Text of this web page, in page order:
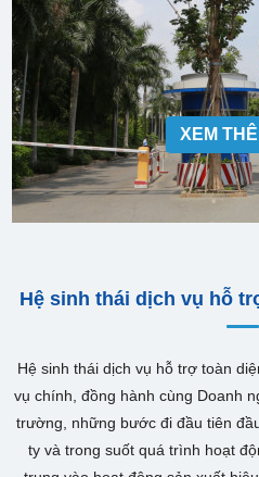
XEM
Hệ sinh thái dịch vụ hỗ
Hệ sinh thái dịch vụ hỗ trợ toàn
vụ chính, đồng hành cùng Doanh
trường, những bước đi đầu tiên
ty và trong suốt quá trình hoạt